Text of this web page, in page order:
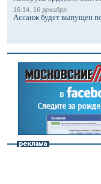
16:14, 16 декабря
Ассанж будет выпущен